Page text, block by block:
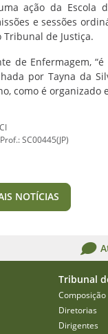
ação da
e sessões
de Justiça.
de Enfermagem,
por Tayna da
como é
SC00445(JP)
NOTÍCIAS
Tribunal
Composição
Diretorias
Dirigentes